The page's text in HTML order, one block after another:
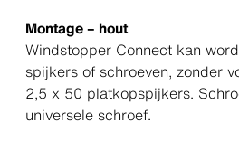
Montage – hout
Windstopper Connect kan
spijkers of schroeven, zonder
2,5 x 50 platkopspijkers.
universele schroef.